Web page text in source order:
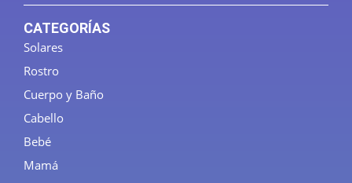
CATEGORÍAS
Solares
Rostro
Cuerpo y Baño
Cabello
Bebé
Mamá